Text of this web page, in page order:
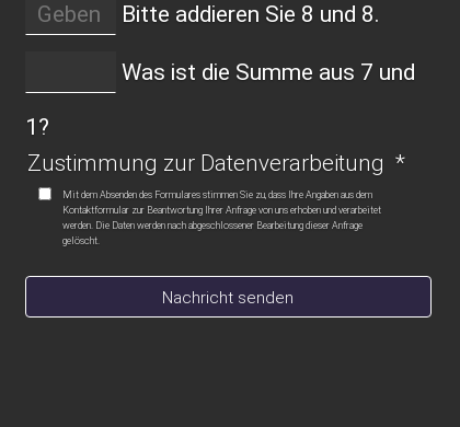
Bitte addieren Sie 8 und 8.
Was ist die Summe aus 7 und
1?
Zustimmung zur Datenverarbeitung *
Mit dem Absenden des Formulares stimmen Sie zu, dass Ihre Angaben aus dem
Kontaktformular zur Beantwortung Ihrer Anfrage von uns erhoben und verarbeitet
werden. Die Daten werden nach abgeschlossener Bearbeitung dieser Anfrage
gelöscht.
Nachricht senden